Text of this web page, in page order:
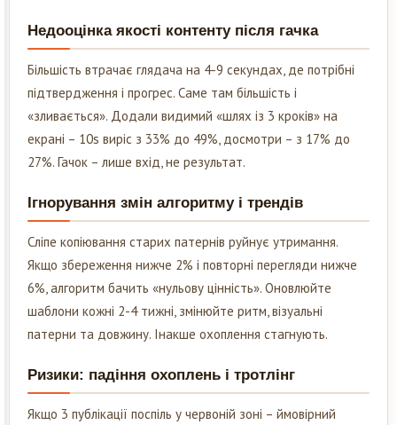
Недооцінка якості контенту після гачка
Більшість втрачає глядача на 4-9 секундах, де потрібні
підтвердження і прогрес. Саме там більшість і
«зливається». Додали видимий «шлях із 3 кроків» на
екрані – 10s виріс з 33% до 49%, досмотри – з 17% до
27%. Гачок – лише вхід, не результат.
Ігнорування змін алгоритму і трендів
Сліпе копіювання старих патернів руйнує утримання.
Якщо збереження нижче 2% і повторні перегляди нижче
6%, алгоритм бачить «нульову цінність». Оновлюйте
шаблони кожні 2-4 тижні, змінюйте ритм, візуальні
патерни та довжину. Інакше охоплення стагнують.
Ризики: падіння охоплень і тротлінг
Якщо 3 публікації поспіль у червоній зоні – ймовірний